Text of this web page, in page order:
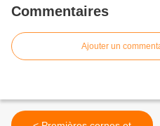
Commentaires
Ajouter un